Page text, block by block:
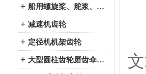
+ 船用螺旋桨、舵浆、侧向推进器--弧锥齿轮系列
+ 减速机齿轮
+ 定径机机架齿轮
+ 大型圆柱齿轮磨齿伞齿轮